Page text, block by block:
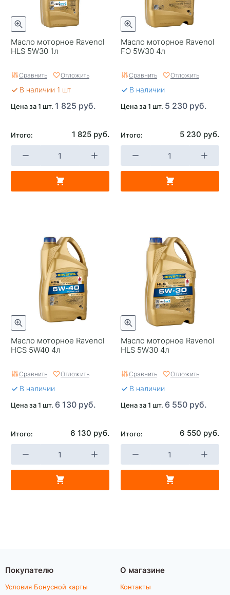
Масло моторное Ravenol
HLS 5W30 1л
Сравнить Отложить
В наличии 1 шт
Цена за 1 шт. 1 825 руб.
Итого: 1 825 руб.
Масло моторное Ravenol
FO 5W30 4л
Сравнить Отложить
В наличии
Цена за 1 шт. 5 230 руб.
Итого: 5 230 руб.
Масло моторное Ravenol
HCS 5W40 4л
Сравнить Отложить
В наличии
Цена за 1 шт. 6 130 руб.
Итого: 6 130 руб.
Масло моторное Ravenol
HLS 5W30 4л
Сравнить Отложить
В наличии
Цена за 1 шт. 6 550 руб.
Итого: 6 550 руб.
Покупателю
Условия Бонусной карты
О магазине
Контакты